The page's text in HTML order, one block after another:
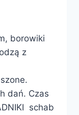
borowiki
z
dań. Czas
schab